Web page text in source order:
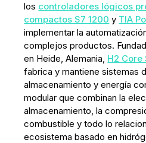
los controladores lógicos
compactos S7 1200 y TIA
implementar la
complejos productos.
en Heide, Alemania, H2 Core
fabrica y mantiene sistemas
almacenamiento y energía
modular que combinan la
almacenamiento, la
combustible y todo lo
ecosistema basado en